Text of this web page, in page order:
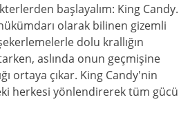
başlayalım: King Candy.
olarak bilinen gizemli
dolu krallığın
aslında onun geçmişine
ortaya çıkar. King Candy'nin
herkesi yönlendirerek tüm gücü